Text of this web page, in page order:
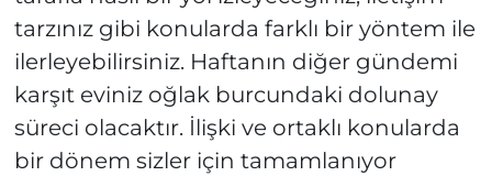
tarzınız gibi konularda farklı bir yöntem ile
ilerleyebilirsiniz. Haftanın diğer gündemi
karşıt eviniz oğlak burcundaki dolunay
süreci olacaktır. İlişki ve ortaklı konularda
bir dönem sizler için tamamlanıyor